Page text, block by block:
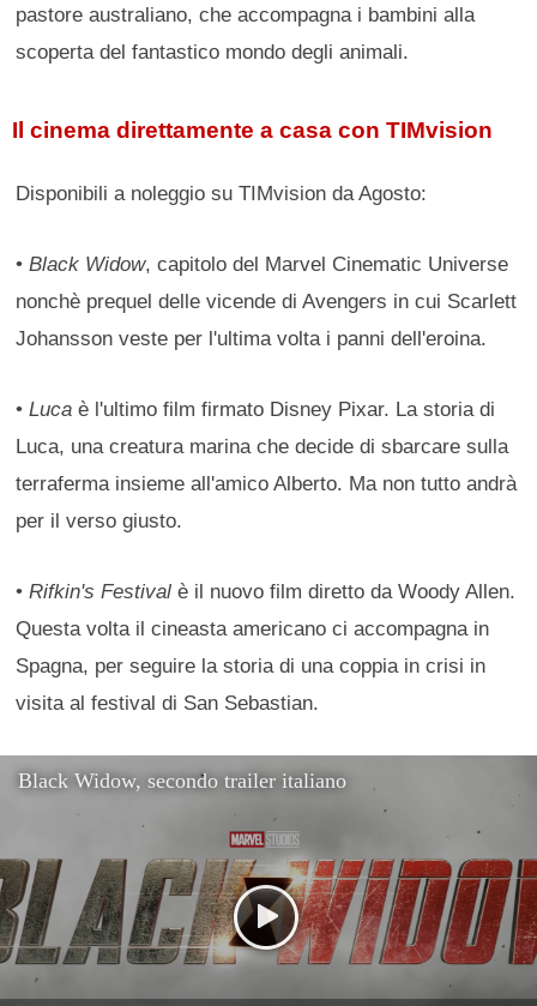
pastore australiano, che accompagna i bambini alla
scoperta del fantastico mondo degli animali.
Il cinema direttamente a casa con TIMvision
Disponibili a noleggio su TIMvision da Agosto:
•Black Widow, capitolo del Marvel Cinematic Universe
nonchè prequel delle vicende di Avengers in cui Scarlett
Johansson veste per l'ultima volta i panni dell'eroina.
•Luca è l'ultimo film firmato Disney Pixar. La storia di
Luca, una creatura marina che decide di sbarcare sulla
terraferma insieme all'amico Alberto. Ma non tutto andrà
per il verso giusto.
•Rifkin's Festival è il nuovo film diretto da Woody Allen.
Questa volta il cineasta americano ci accompagna in
Spagna, per seguire la storia di una coppia in crisi in
visita al festival di San Sebastian.